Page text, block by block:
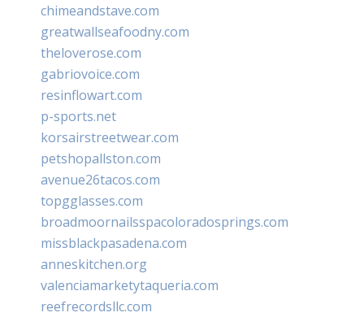
chimeandstave.com
greatwallseafoodny.com
theloverose.com
gabriovoice.com
resinflowart.com
p-sports.net
korsairstreetwear.com
petshopallston.com
avenue26tacos.com
topgglasses.com
broadmoornailsspacoloradosprings.com
missblackpasadena.com
anneskitchen.org
valenciamarketytaqueria.com
reefrecordsllc.com